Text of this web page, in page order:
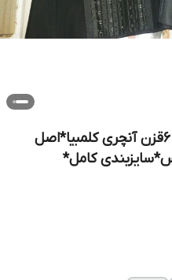
گن ساعت شنی تاپی ۲۵فنر و ۶قزن آنچری کلمبیا*اصل
کامل*